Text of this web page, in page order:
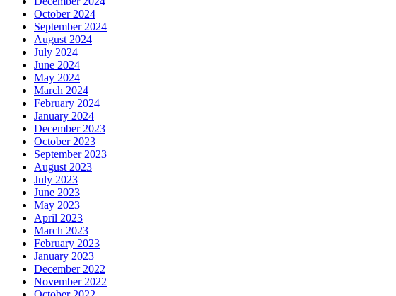
October 2024
September 2024
August 2024
July 2024
June 2024
May 2024
March 2024
February 2024
January 2024
December 2023
October 2023
September 2023
August 2023
July 2023
June 2023
May 2023
April 2023
March 2023
February 2023
January 2023
December 2022
November 2022